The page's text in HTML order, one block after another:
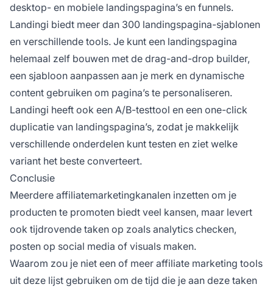
desktop- en mobiele landingspagina’s en funnels.
Landingi biedt meer dan 300 landingspagina-sjablonen
en verschillende tools. Je kunt een landingspagina
helemaal zelf bouwen met de drag-and-drop builder,
een sjabloon aanpassen aan je merk en dynamische
content gebruiken om pagina’s te personaliseren.
Landingi heeft ook een A/B-testtool en een one-click
duplicatie van landingspagina’s, zodat je makkelijk
verschillende onderdelen kunt testen en ziet welke
variant het beste converteert.
Conclusie
Meerdere affiliatemarketingkanalen inzetten om je
producten te promoten biedt veel kansen, maar levert
ook tijdrovende taken op zoals analytics checken,
posten op social media of visuals maken.
Waarom zou je niet een of meer affiliate marketing tools
uit deze lijst gebruiken om de tijd die je aan deze taken